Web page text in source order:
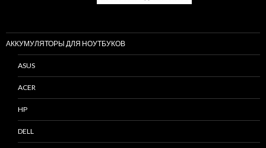
АККУМУЛЯТОРЫ ДЛЯ НОУТБУКОВ
ASUS
ACER
HP
DELL